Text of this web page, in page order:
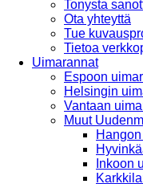
Tonysta
Ota yhteyttä
Tue
Tietoa
Uimarannat
Espoon
Helsingin
Vantaan
Muut
Inkoon